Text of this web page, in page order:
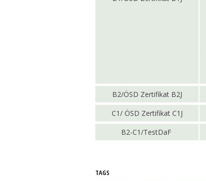
B2/ÖSD Zertifikat B2J
C1/ ÖSD Zertifikat C1J
B2-C1/TestDaF
TAGS